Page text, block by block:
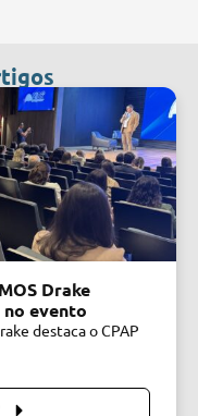
Drake
no evento
destaca o CPAP